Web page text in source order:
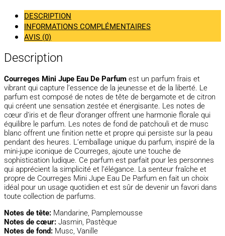
DESCRIPTION
INFORMATIONS COMPLÉMENTAIRES
AVIS (0)
Description
Courreges Mini Jupe Eau De Parfum est un parfum frais et
vibrant qui capture l’essence de la jeunesse et de la liberté. Le
parfum est composé de notes de tête de bergamote et de citron
qui créent une sensation zestée et énergisante. Les notes de
cœur d’iris et de fleur d’oranger offrent une harmonie florale qui
équilibre le parfum. Les notes de fond de patchouli et de musc
blanc offrent une finition nette et propre qui persiste sur la peau
pendant des heures. L’emballage unique du parfum, inspiré de la
mini-jupe iconique de Courreges, ajoute une touche de
sophistication ludique. Ce parfum est parfait pour les personnes
qui apprécient la simplicité et l’élégance. La senteur fraîche et
propre de Courreges Mini Jupe Eau De Parfum en fait un choix
idéal pour un usage quotidien et est sûr de devenir un favori dans
toute collection de parfums.
Notes de tête: Mandarine, Pamplemousse
Notes de cœur: Jasmin, Pastèque
Notes de fond: Musc, Vanille